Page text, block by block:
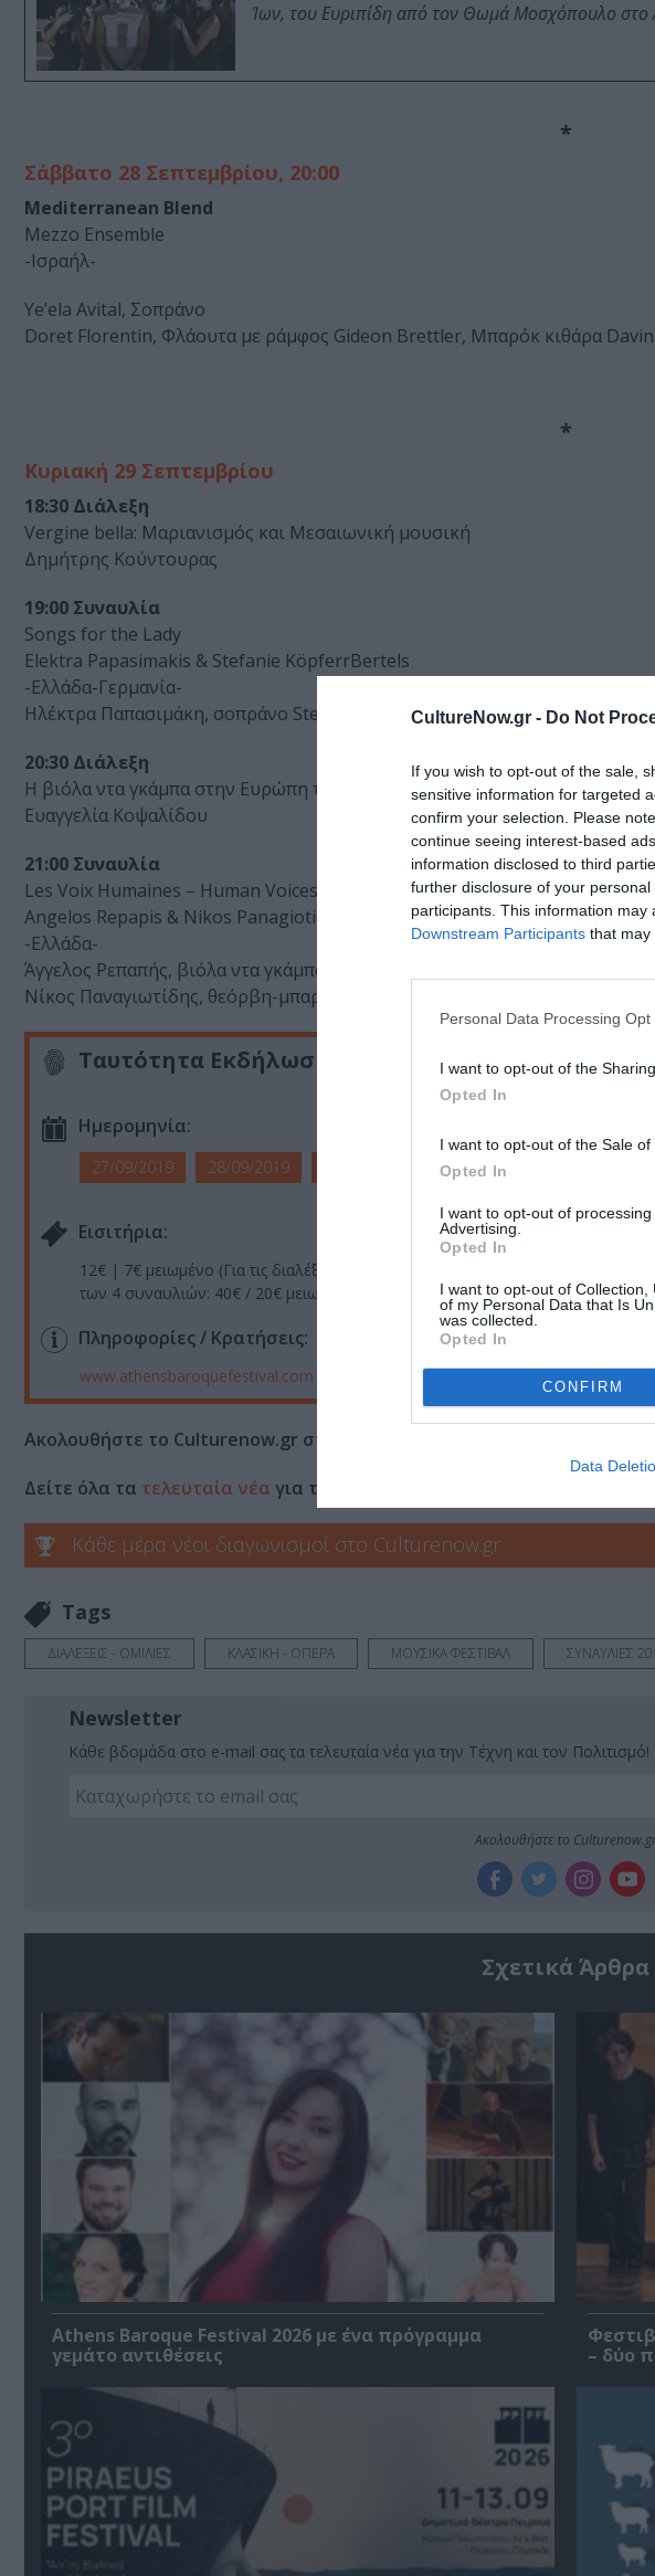
CultureNow.gr - Do Not
If you wish to opt-out of the sale,
sensitive information for targeted
confirm your selection. Please
continue seeing interest-based
information disclosed to third
further disclosure of your
participants. This information
Downstream Participants that may
Personal Data Processing Opt
I want to opt-out of the
Opted In
I want to opt-out of the Sale of
Opted In
I want to opt-out of
Advertising.
Opted In
I want to opt-out of
of my Personal Data that Is
was collected.
Opted In
CONFIRM
Data
Ίων, του Ευριπίδη από τον Θωμά Μοσχόπουλο στο
*
Σάββατο 28 Σεπτεμβρίου, 20:00
Mediterranean Blend
Mezzo Ensemble
-Ισραήλ-
Ye’ela Avital, Σοπράνο
Doret Florentin, Φλάουτα με ράμφος Gideon Brettler, Μπαρόκ κιθάρα
*
Κυριακή 29 Σεπτεμβρίου
18:30 Διάλεξη
Vergine bella: Μαριανισμός και Μεσαιωνική μουσική
Δημήτρης Κούντουρας
19:00 Συναυλία
Songs for the Lady
Elektra Papasimakis & Stefanie KöpferrBertels
-Ελλάδα-Γερμανία-
Ηλέκτρα Παπασιμάκη, σοπράνο Stefanie Köpfer-Bertels, όργανο
20:30 Διάλεξη
Η βιόλα ντα γκάμπα στην Ευρώπη τον 17ο & 18ο αιώνα
Ευαγγελία Κοψαλίδου
21:00 Συναυλία
Les Voix Humaines – Human Voices
Angelos Repapis & Nikos Panagiotidis
-Ελλάδα-
Άγγελος Ρεπαπής, βιόλα ντα γκάμπα
Νίκος Παναγιωτίδης, θεόρβη-μπαρόκ κιθάρα
Ταυτότητα Εκδήλωσης
Ημερομηνία:
27/09/2019 28/09/2019
Eισιτήρια:
12€ | 7€ μειωμένο (Για τις διαλέξεις η είσοδος είναι ελεύθερη, με την αγορά
των 4 συναυλιών: 40€ / 20€ μειωμένο
Πληροφορίες / Κρατήσεις:
www.athensbaroquefestival.com | Τηλ.: 2105819222 | Email:
Ακολουθήστε το Culturenow.gr στο
Δείτε όλα τα τελευταία νέα για την Τέχνη και τον Πολιτισμό στο
Κάθε μέρα νέοι διαγωνισμοί στο Culturenow.gr
Tags
ΔΙΑΛΕΞΕΙΣ - ΟΜΙΛΙΕΣ ΚΛΑΣΙΚΗ - ΟΠΕΡΑ ΜΟΥΣΙΚΑ ΦΕΣΤΙΒΑΛ ΣΥΝΑΥΛΙΕΣ
Newsletter
Κάθε βδομάδα στο e-mail σας τα τελευταία νέα για την Τέχνη και τον Πολιτισμό!
Ακολουθήστε το
Σχετικά Άρθρα
Athens Baroque Festival 2026 με ένα πρόγραμμα
γεμάτο αντιθέσεις
– δύο